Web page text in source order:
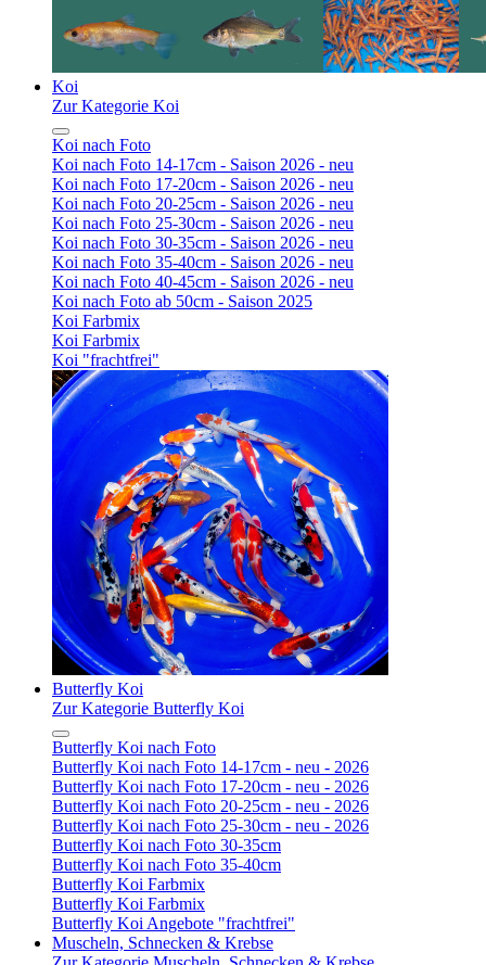
Koi
Zur Kategorie Koi
Koi nach Foto
Koi nach Foto 14-17cm - Saison 2026 - neu
Koi nach Foto 17-20cm - Saison 2026 - neu
Koi nach Foto 20-25cm - Saison 2026 - neu
Koi nach Foto 25-30cm - Saison 2026 - neu
Koi nach Foto 30-35cm - Saison 2026 - neu
Koi nach Foto 35-40cm - Saison 2026 - neu
Koi nach Foto 40-45cm - Saison 2026 - neu
Koi nach Foto ab 50cm - Saison 2025
Koi Farbmix
Koi Farbmix
Koi "frachtfrei"
Butterfly Koi
Zur Kategorie Butterfly Koi
Butterfly Koi nach Foto
Butterfly Koi nach Foto 14-17cm - neu - 2026
Butterfly Koi nach Foto 17-20cm - neu - 2026
Butterfly Koi nach Foto 20-25cm - neu - 2026
Butterfly Koi nach Foto 25-30cm - neu - 2026
Butterfly Koi nach Foto 30-35cm
Butterfly Koi nach Foto 35-40cm
Butterfly Koi Farbmix
Butterfly Koi Farbmix
Butterfly Koi Angebote "frachtfrei"
Muscheln, Schnecken & Krebse